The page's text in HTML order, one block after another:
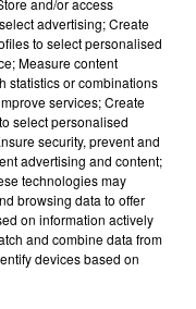
mettre en
and/or access
advertising; Create
to select personalised
Measure content
statistics or combinations
services; Create
select personalised
security, prevent and
advertising and content;
technologies may
browsing data to offer
on information actively
and combine data from
devices based on